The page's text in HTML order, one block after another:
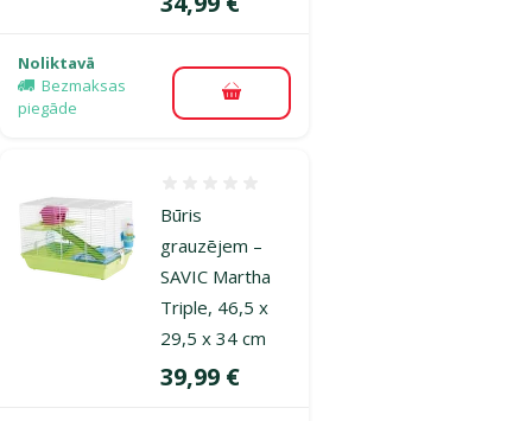
Noliktavā
Bezmaksas
piegāde
Pievienot grozam
Būris
grauzējem –
SAVIC Martha
Triple, 46,5 x
29,5 x 34 cm
Cena
39,99 €